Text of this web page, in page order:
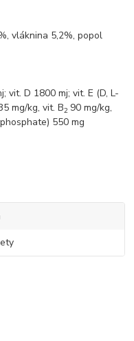
vláknina 5,2%, popol
vit. D 1800 mj; vit. E (D, L-
mg/kg, vit. B2 90 mg/kg,
550 mg